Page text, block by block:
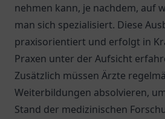
nehmen kann, je nachdem, auf
man sich spezialisiert. Diese
praxisorientiert und erfolgt in
Praxen unter der Aufsicht
Zusätzlich müssen Ärzte
Weiterbildungen absolvieren,
Stand der medizinischen